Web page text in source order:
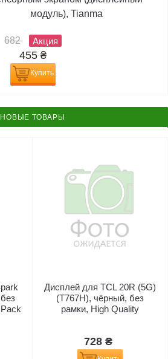
модуль), Tianma
682 Акция
455 ₴
Купить
НОВЫЕ ТОВАРЫ
Дисплей для TCL 20R (5G)
(T767H), чёрный, без
рамки, High Quality
728 ₴